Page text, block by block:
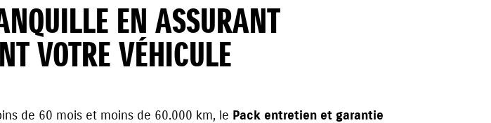
EN ASSURANT
VOTRE VÉHICULE
de 60 mois et moins de 60.000 km, le Pack entretien et garantie